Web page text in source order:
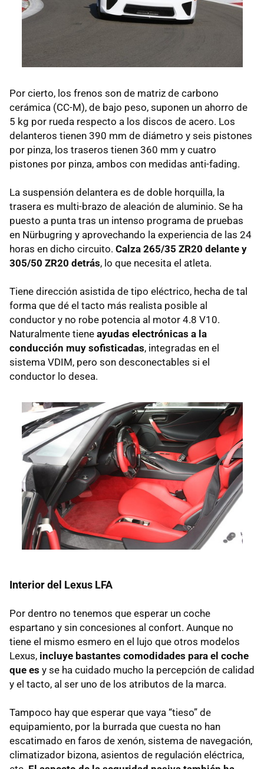
Por cierto, los frenos son de matriz de carbono
cerámica (CC-M), de bajo peso, suponen un ahorro de
5 kg por rueda respecto a los discos de acero. Los
delanteros tienen 390 mm de diámetro y seis pistones
por pinza, los traseros tienen 360 mm y cuatro
pistones por pinza, ambos con medidas anti-fading.
La suspensión delantera es de doble horquilla, la
trasera es multi-brazo de aleación de aluminio. Se ha
puesto a punta tras un intenso programa de pruebas
en Nürbugring y aprovechando la experiencia de las 24
horas en dicho circuito. Calza 265/35 ZR20 delante y
305/50 ZR20 detrás, lo que necesita el atleta.
Tiene dirección asistida de tipo eléctrico, hecha de tal
forma que dé el tacto más realista posible al
conductor y no robe potencia al motor 4.8 V10.
Naturalmente tiene ayudas electrónicas a la
conducción muy sofisticadas, integradas en el
sistema VDIM, pero son desconectables si el
conductor lo desea.
Interior del Lexus LFA
Por dentro no tenemos que esperar un coche
espartano y sin concesiones al confort. Aunque no
tiene el mismo esmero en el lujo que otros modelos
Lexus, incluye bastantes comodidades para el coche
que es y se ha cuidado mucho la percepción de calidad
y el tacto, al ser uno de los atributos de la marca.
Tampoco hay que esperar que vaya “tieso” de
equipamiento, por la burrada que cuesta no han
escatimado en faros de xenón, sistema de navegación,
climatizador bizona, asientos de regulación eléctrica,